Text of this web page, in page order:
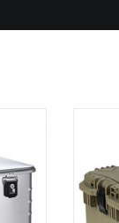
het
47,5